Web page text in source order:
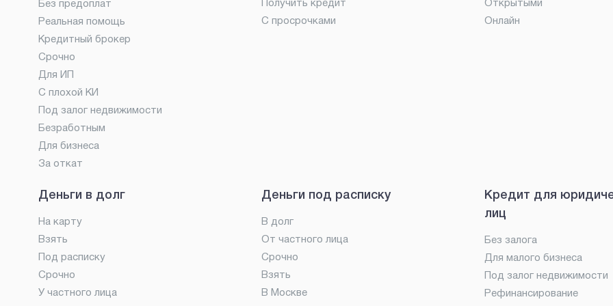
Без предоплат
Реальная помощь
Кредитный брокер
Срочно
Для ИП
С плохой КИ
Под залог недвижимости
Безработным
Для бизнеса
За откат
Получить кредит
С просрочками
Открытыми
Онлайн
Деньги в долг
На карту
Взять
Под расписку
Срочно
У частного лица
Деньги под расписку
В долг
От частного лица
Срочно
Взять
В Москве
Кредит для
лиц
Без залога
Для малого бизнеса
Под залог недвижимости
Рефинансирование